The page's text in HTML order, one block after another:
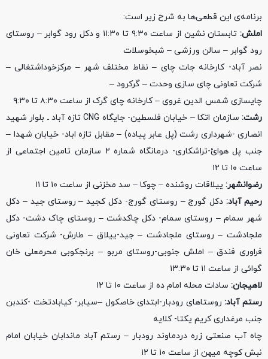
برنامه‌ی این قطعی‌ها به شرح زیر است:
املش:
تابستان نشین از ساعت ۹:۳۰ تا ۱۱:۳۰ و دکل رود گوابر – روستای
رود گوابر – سالن ورزشی – شبخوسلات
نصر آباد- کارخانه جات چای – نقاط مختلف شهر – مرکزخوداشتغالی –
شرکت تعاونی چای سازی وحدت – گرکرود –
چایسازی شمس الدین غروی – کارخانه چای گرک از ساعت ۸:۳۰ تا ۹:۳۰
رشت:
سازمان اتکا – خیابان فلسطین- جایگاه CNG تازه آباد ـ بلوار شهید
انصاری -شهرداری رشت (پل عابر پیاده) – مقابل تازه اباد- خیابان شهدا –
جنب پل هوائ-تراشکاری- درمانگاه شماره ۲ سازمان تامین اجتماعی از
ساعت ۱۰ تا ۱۲
رضوانشهر: ییلاقات روشنده – چوکا – سد مخزنی از ساعت ۱۰ تا ۱۱
رحیم آباد:دکل گورج – روستای گورج- دکل کجید – روستای جید – دکل
شهر سمام – روستای سمام- دکل چاکدشت – روستای چاک دشت- دکل
ملجادشت – روستای ملجادشت – جید-ییلاق – طارش- شرکت تعاونی
فراوری فندق – املش جنوبی-روستای مربو – برنجکوبی محرمعلی خان
گوائی از ساعت ۱۱ تا ۱۳:۳۰
لاهیجان: سادات محله امام ده از ساعت ۱۰ تا ۱۲
رستم آباد:روستا‌های رودبار-ابتدای خاصکول –سیابر- کیابادتخت -کندبن
جنب مرغداری کریم یکتا- کلایه
چاه آب صنعتی زره دردماوند رودبار – رستم آباد ماندابان خیابان امام
نبش کوچه میهن از ساعت ۱۰ تا ۱۲